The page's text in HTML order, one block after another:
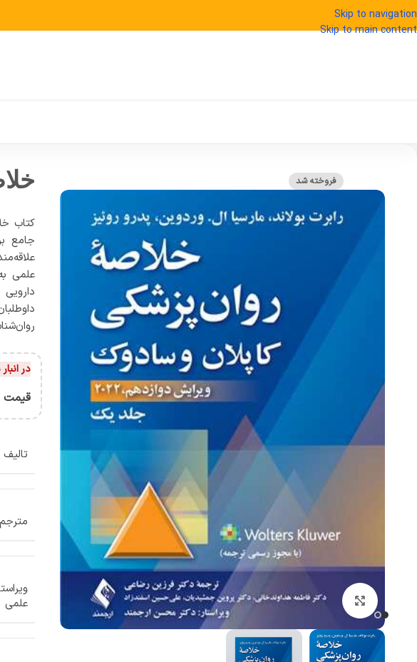
Skip to navigation
Skip to main content
فروخته شد
برای بزرگنمایی کلیک کنید
کتاب
جامع
علمی
در
تالیف
مترجم
علمی